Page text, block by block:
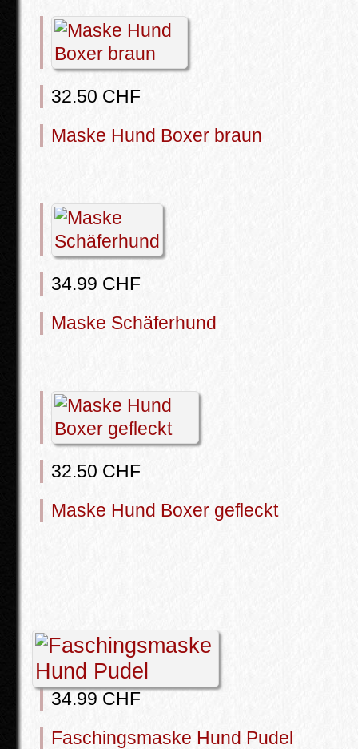
32.50 CHF
Maske Hund Boxer braun
34.99 CHF
Maske Schäferhund
32.50 CHF
Maske Hund Boxer gefleckt
34.99 CHF
Faschingsmaske Hund Pudel